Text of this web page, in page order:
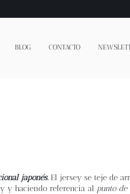
BLOG CONTACTO
japonés.El jersey se teje de
y haciendo referencia al punto de